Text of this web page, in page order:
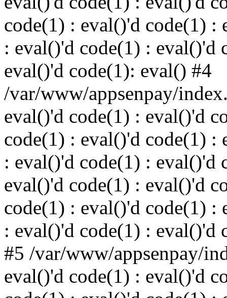
code(1) : eval()'d code(1) :
: eval()'d code(1) : eval()'d
eval()'d code(1): eval() #4
/var/www/appsenpay/
eval()'d code(1) : eval()'d
code(1) : eval()'d code(1) :
: eval()'d code(1) : eval()'d
eval()'d code(1) : eval()'d
code(1) : eval()'d code(1) :
: eval()'d code(1) : eval()'d
#5 /var/www/appsenpay/
eval()'d code(1) : eval()'d